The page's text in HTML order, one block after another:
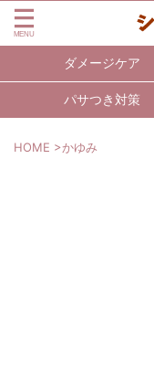
ダメージケア
パサつき対策
HOME >かゆみ